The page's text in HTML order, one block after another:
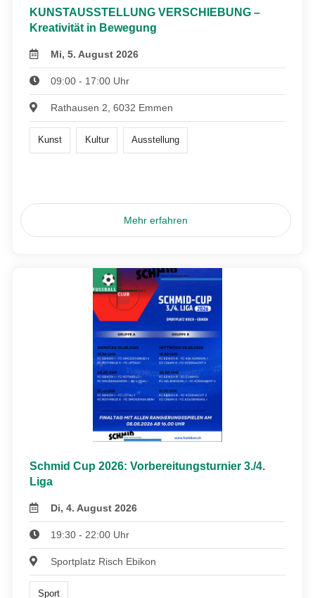
KUNSTAUSSTELLUNG VERSCHIEBUNG –
Kreativität in Bewegung
Mi, 5. August 2026
09:00 - 17:00 Uhr
Rathausen 2, 6032 Emmen
Kunst Kultur Ausstellung
Mehr erfahren
Schmid Cup 2026: Vorbereitungsturnier 3./4.
Liga
Di, 4. August 2026
19:30 - 22:00 Uhr
Sportplatz Risch Ebikon
Sport